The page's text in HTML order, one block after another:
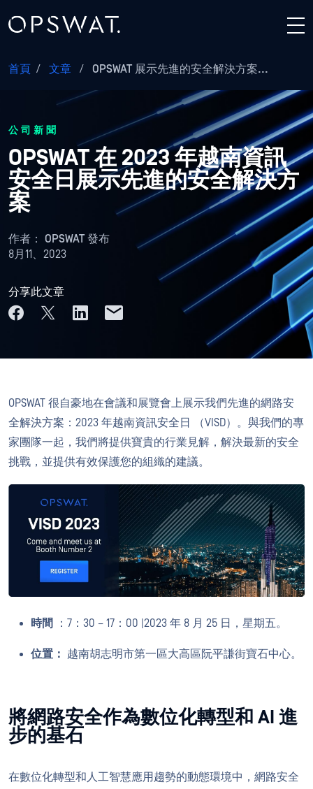
首頁 / 文章 / OPSWAT 展示先進的安全解決方案...
公司新聞
OPSWAT 在 2023 年越南資訊
安全日展示先進的安全解決方
案
作者： OPSWAT 發布
8月11、2023
分享此文章
OPSWAT 很自豪地在會議和展覽會上展示我們先進的網路安
全解決方案：2023 年越南資訊安全日 （VISD）。與我們的專
家團隊一起，我們將提供寶貴的行業見解，解決最新的安全
挑戰，並提供有效保護您的組織的建議。
時間 ：7：30 – 17：00 |2023 年 8 月 25 日，星期五。
位置： 越南胡志明市第一區大高區阮平謙街寶石中心。
將網路安全作為數位化轉型和 AI 進
步的基石
在數位化轉型和人工智慧應用趨勢的動態環境中，網路安全